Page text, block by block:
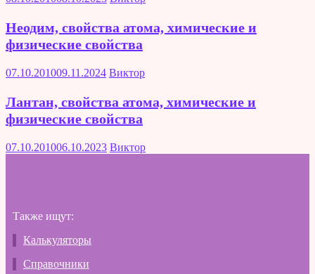
Неодим, свойства атома, химические и
физические свойства
07.10.201009.11.2024 Виктор
Лантан, свойства атома, химические и
физические свойства
07.10.201006.10.2023 Виктор
Также ищут:
Калькуляторы
Справочники